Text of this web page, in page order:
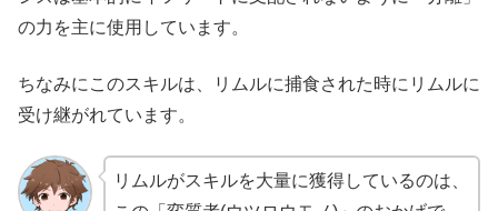
の力を主に使用しています。
ちなみにこのスキルは、リムルに捕食された時にリムルに
受け継がれています。
リムルがスキルを大量に獲得しているのは、